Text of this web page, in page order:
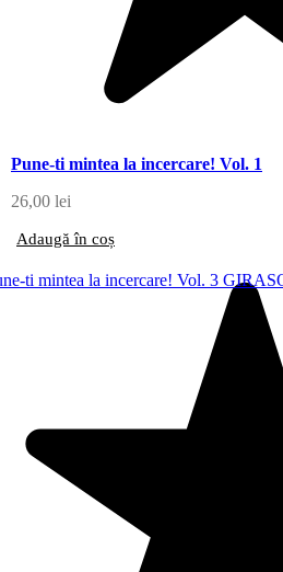
Pune-ti mintea la incercare! Vol. 1
26,00 lei
Adaugă în coș